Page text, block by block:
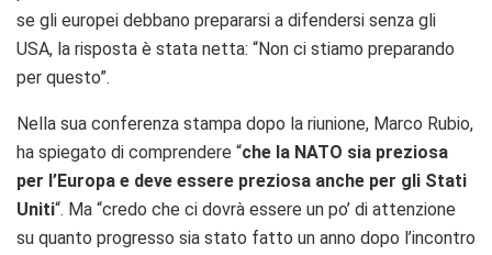
se gli europei debbano prepararsi a difendersi senza gli
USA, la risposta è stata netta: “Non ci stiamo preparando
per questo”.
Nella sua conferenza stampa dopo la riunione, Marco Rubio,
ha spiegato di comprendere “che la NATO sia preziosa
per l’Europa e deve essere preziosa anche per gli Stati
Uniti“. Ma “credo che ci dovrà essere un po’ di attenzione
su quanto progresso sia stato fatto un anno dopo l’incontro